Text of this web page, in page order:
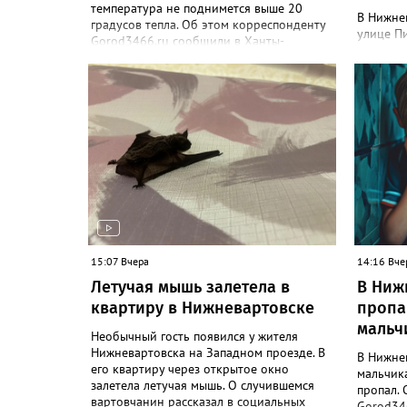
температура не поднимется выше 20
градусов тепла. Об этом корреспонденту
Gorod3466.ru сообщили в Ханты-
Нижневартовске ожидается облачная
погода, иногда будут прояснения. В этот
период временами также прогнозируется
дождь. Сильные дожди ожидаются
ночью 9 и 11 августа. Температура в этот
период составит ночью +9, +14 градусов,
днем - +14, +19", - рассказали синоптики.
Ранее Gorod3466.ru сообщал, что 8 и 9
августа на юге ХМАО ожидаются сильные
дожди и грозы.
В
улице
парке
объект -
парке
В
лоток
Победы",
также
работы
15:07 Вчера
Летучая мышь залетела в
квартиру в Нижневартовске
Необычный гость появился у жителя
Нижневартовска на Западном проезде. В
его квартиру через открытое окно
залетела летучая мышь. О случившемся
вартовчанин рассказал в социальных
14:16
В
В
пропал.